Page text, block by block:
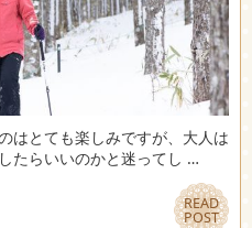
はとても楽しみですが、大人は
たらいいのかと迷ってし …
READ
POST
READ
POST